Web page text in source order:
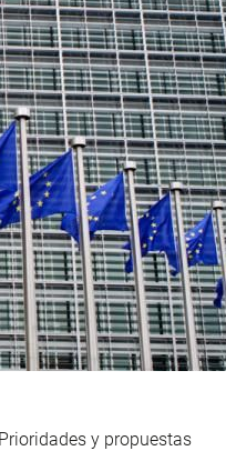
y propuestas